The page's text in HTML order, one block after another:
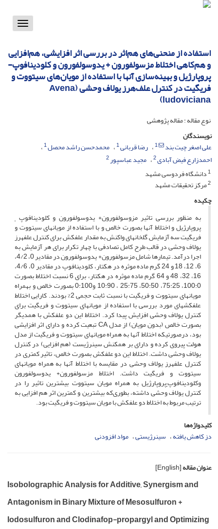
Toggle
استفاده از منحنی‌های هم‌اثر در بررسی اثر افزایشی، هم‌افزایی
و هم‌کاهی اختلاط مزسولفورون + یدوسولفورون و کلودینافوپ-
پروپارژیل و بهینه‌سازی آنها با استفاده از مویان‌های سیتووت و
فریگیت در کنترل علف‌هرز یولاف وحشی (Avena
ludoviciana)
نوع مقاله : مقاله پژوهشی
نویسندگان
علی اصغر چیت بند
1 رضا قربانی1 محمدحسن راشد محصل1
احمدزارع فیض آبادی2 مجید عباسپور2
1دانشگاه فردوسی مشهد
2مرکز تحقیقات مشهد
چکیده
به منظور بررسی تاثیر مزوسولفورون+ یدوسولفورون و کلودینافوپ –
پروپارژیل و اختلاط آنها بصورت خالص و با استفاده از مویان​های سیتووت و
فریگیت سه آزمایش گلخانه​ای واکنش به مقدار علف​کش برای کنترل علف​هرز
یولاف وحشی در قالب طرح کامل تصادفی با چهار تکرار برای هر آزمایش به
اجرا درآمد. تیمارها شامل مزسولفورون+ یدوسولفورون در مقادیر 0، 4/2،
6، 12، 18 و 24 گرم ماده موثره در هکتار، کلودینافوپ در مقادیر 0، 4/6،
16، 32، 48 و 64 گرم ماده موثره در هکتار، برای 6 نسبت اختلاط بصورت
100:0، 75:25، 50:50، 25:75 ، 10:90 و0:100 بصورت خالص و بهمراه
مویان​های سیتووت و فریگیت با نسبت ثابت حجمی 2% بودند. کارایی اختلاط
علف​کش​های مورد بررسی با استفاده از مویان​های سیتووت و فریگیت برای
کنترل یولاف وحشی افزایش پیدا کرد. اختلاط این دو علف​کش با همدیگر
بصورت خالص (بدون مویان) از مدل CA تبعیت کرده و دارای اثر افزایشی
بود، درصورتیکه اختلاط آنها به همراه مویان​های سیتووت و فریگیت از مدل
هولت پیروی کرده و دارای بر همکنش سینرژیست (هم افزایی) در کنترل
یولاف وحشی داشت. اختلاط این دو علف​کش بصورت خالص، تاثیر کمتری در
کنترل علف​هرز یولاف وحشی در مقایسه با اختلاط​ آنها به همراه مویان​های
سیتووت و فریگیت داشت. اختلاط مزسولفورون+ یدوسولفورون
وکلودینافوپ–پروپارژیل به همراه مویان ​سیتووت بیشترین تاثیر را در
کنترل یولاف وحشی داشته، بطوری‌که بیشترین و کمترین اثر هم افزایی به
ترتیب مربوط به اختلاط دو علف​کش با مویان​ سیتووت و فریگیت بود.
کلیدواژه‌ها
دز کاهش یافته سینرژیستی مواد افزودنی
عنوان مقاله[English]
Isobolographic Analysis for Additive, Synergism and
Antagonism in Binary Mixture of Mesosulfuron +
Iodosulfuron and Clodinafop-propargyl and Optimizing